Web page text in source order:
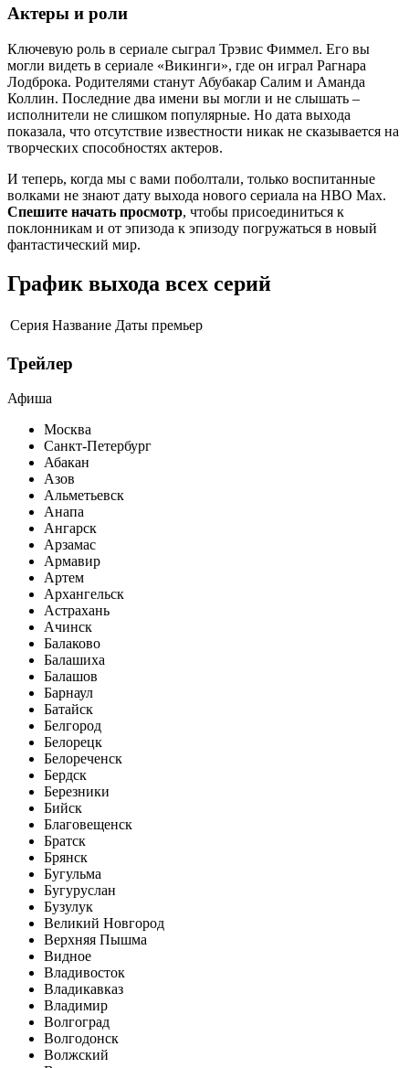
Актеры и роли
Ключевую роль в сериале сыграл Трэвис Фиммел. Его вы
могли видеть в сериале «Викинги», где он играл Рагнара
Лодброка. Родителями станут Абубакар Салим и Аманда
Коллин. Последние два имени вы могли и не слышать –
исполнители не слишком популярные. Но дата выхода
показала, что отсутствие известности никак не сказывается на
творческих способностях актеров.
И теперь, когда мы с вами поболтали, только воспитанные
волками не знают дату выхода нового сериала на HBO Max.
Спешите начать просмотр, чтобы присоединиться к
поклонникам и от эпизода к эпизоду погружаться в новый
фантастический мир.
График выхода всех серий
Серия Название Даты премьер
Трейлер
Афиша
Москва
Санкт-Петербург
Абакан
Азов
Альметьевск
Анапа
Ангарск
Арзамас
Армавир
Артем
Архангельск
Астрахань
Ачинск
Балаково
Балашиха
Балашов
Барнаул
Батайск
Белгород
Белорецк
Белореченск
Бердск
Березники
Бийск
Благовещенск
Братск
Брянск
Бугульма
Бугуруслан
Бузулук
Великий Новгород
Верхняя Пышма
Видное
Владивосток
Владикавказ
Владимир
Волгоград
Волгодонск
Волжский